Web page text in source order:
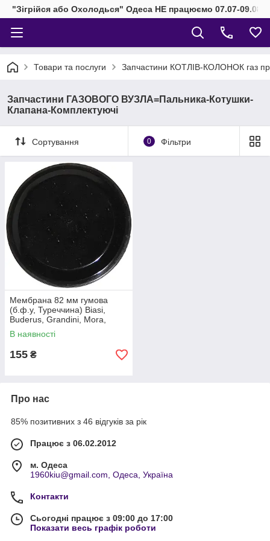
"Зігрійся або Охолодься" Одеса НЕ працюємо 07.07-
Товари та послуги Запчастини КОТЛІВ-КОЛОНОК газ
Запчастини ГАЗОВОГО ВУЗЛА=Пальника-Котушки-
Клапана-Комплектуючі
Сортування 0 Фільтри
Мембрана 82 мм гумова
(б.ф.у, Туреччина) Biasi,
Buderus, Grandini, Mora,
Protherm, арт. DC02L, к.з.
0722/1
В наявності
155 ₴
Про нас
85% позитивних з 46 відгуків за рік
Працює з 06.02.2012
м. Одеса
1960kiu@gmail.com, Одеса, Україна
Контакти
Сьогодні працює з 09:00 до 17:00
Показати весь графік роботи